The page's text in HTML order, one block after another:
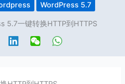
WordPress 5.7
5.7一键转换HTTP到HTTPS